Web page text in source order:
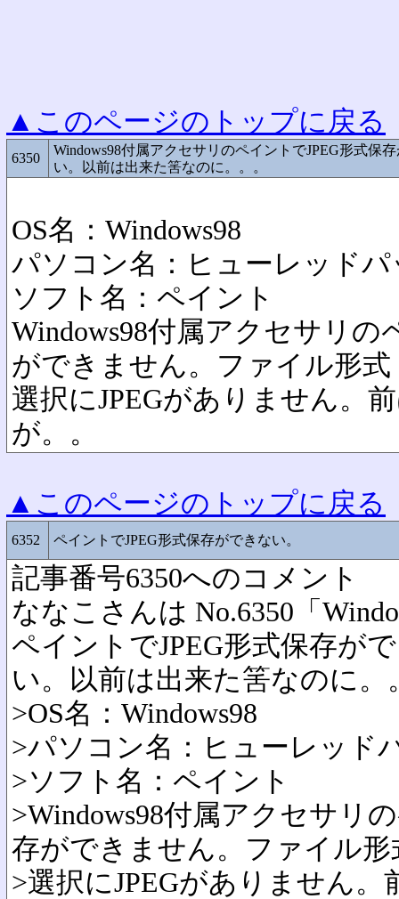
▲このページのトップに戻る
6350
Windows98付属アクセサリのペイントでJPEG形式保
い。以前は出来た筈なのに。。。
OS名：Windows98
パソコン名：ヒューレッドパ
ソフト名：ペイント
Windows98付属アクセサリの
ができません。ファイル形式
選択にJPEGがありません。
が。。
▲このページのトップに戻る
6352 ペイントでJPEG形式保存ができない。
記事番号6350へのコメント
ななこさんは No.6350「
ペイントでJPEG形式保存が
い。以前は出来た筈なのに
>OS名：Windows98
>パソコン名：ヒューレッド
>ソフト名：ペイント
>Windows98付属アクセサリ
存ができません。ファイル形
>選択にJPEGがありません